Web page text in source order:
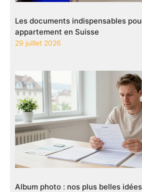
Les documents indispensables
appartement en Suisse
29 juillet 2026
Album photo : nos plus belles